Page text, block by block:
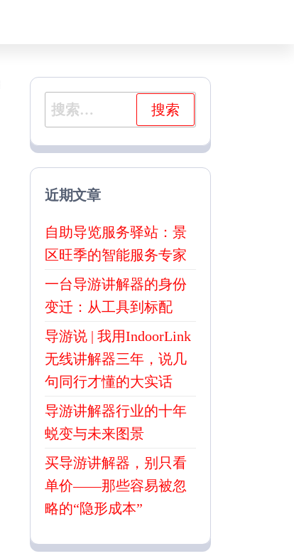
搜
索：
近期文章
自助导览服务驿站：景
区旺季的智能服务专家
一台导游讲解器的身份
变迁：从工具到标配
导游说 | 我用IndoorLink
无线讲解器三年，说几
句同行才懂的大实话
导游讲解器行业的十年
蜕变与未来图景
买导游讲解器，别只看
单价——那些容易被忽
略的“隐形成本”